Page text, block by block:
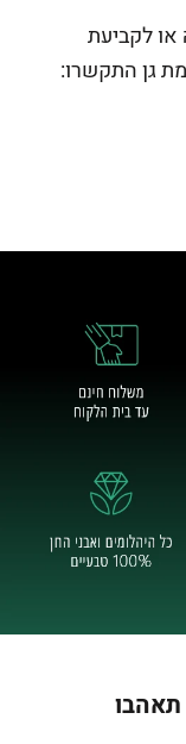
או לקביעת
גן התקשרו:
תאהבו